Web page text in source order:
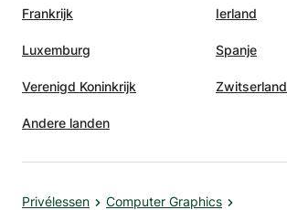
Frankrijk Ierland
Luxemburg Spanje
Verenigd Koninkrijk Zwitserland
Andere landen
Privélessen
Computer Graphics